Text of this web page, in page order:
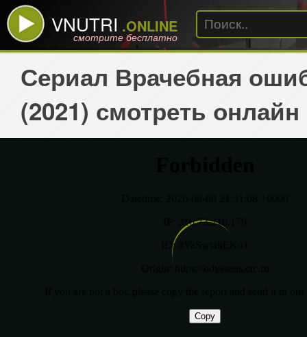
VNUTRI .ONLINE
смотрите бесплатно
Сериал Врачебная
(2021) смотреть онлайн